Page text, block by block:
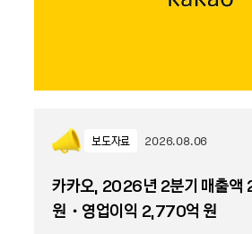
보도자료 2026.08.06
카카오, 2026년 2분기 매출액
원・영업이익 2,770억 원